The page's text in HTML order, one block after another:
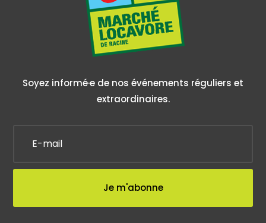
Soyez informé·e de nos événements réguliers et
extraordinaires.
Je m'abonne